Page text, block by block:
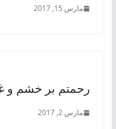
مارس 15, 2017
رحمتم بر خشم و
مارس 2, 2017